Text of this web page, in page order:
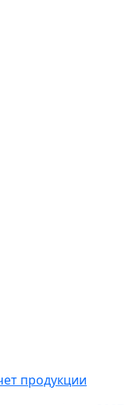
продукции